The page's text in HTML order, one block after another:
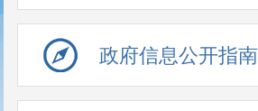
政府信息公开指南